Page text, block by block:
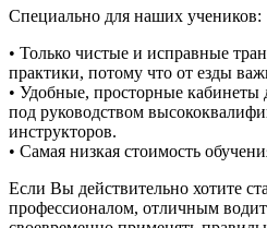
Специально для наших учеников:
• Только чистые и исправные
практики, потому что от езды
• Удобные, просторные кабинеты
под руководством
инструкторов.
• Самая низкая стоимость
Если Вы действительно хотите
профессионалом, отличным